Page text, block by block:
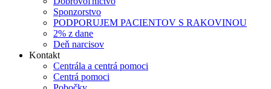
Sponzorstvo
PODPORUJEM PACIENTOV S RAKOVINOU
2% z dane
Deň narcisov
Kontakt
Centrála a centrá pomoci
Centrá pomoci